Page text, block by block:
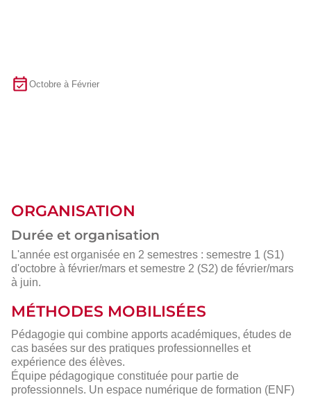
Octobre à Février
ORGANISATION
Durée et organisation
L'année est organisée en 2 semestres : semestre 1 (S1)
d'octobre à février/mars et semestre 2 (S2) de février/mars
à juin.
MÉTHODES MOBILISÉES
Pédagogie qui combine apports académiques, études de
cas basées sur des pratiques professionnelles et
expérience des élèves.
Équipe pédagogique constituée pour partie de
professionnels. Un espace numérique de formation (ENF)